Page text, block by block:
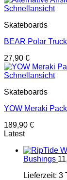
Schnellansicht
Skateboards
BEAR Polar
27,90 €
Schnellansicht
Skateboards
YOW Meraki
189,90 €
Latest
Bushings
Lieferzeit: 3